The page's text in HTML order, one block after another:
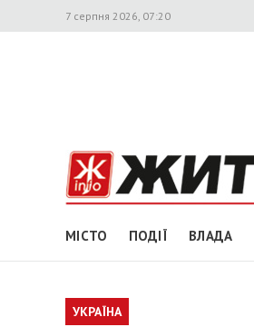
7 серпня 2026, 07:20
МІСТО ПОДІЇ ВЛАДА
УКРАЇНА